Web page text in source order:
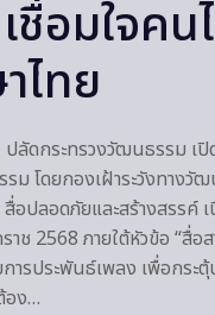
ชื่อมใจคน
ไทย
ปลัดกระทรวงวัฒนธรรม เปิ
ม โดยกองเฝ้าระวังทางวั
อปลอดภัยและสร้างสรรค์
ช 2568 ภายใต้หัวข้อ “สื่อ
ารประพันธ์เพลง เพื่อกระ
อง…